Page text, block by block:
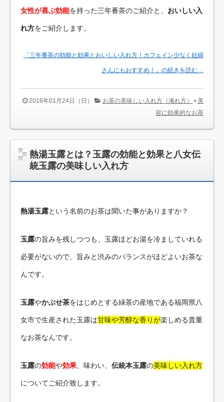
女性が喜ぶ効能を持った三年番茶のご紹介と、 おいしい入
れ方をご紹介します。
「三年番茶の効能と効果とおいしい入れ方！カフェイン少なく妊婦
さんにもおすすめ！」の続きを読む…
2016年01月24日（日） お茶の美味しい入れ方（淹れ方） • 美
容に効果的なお茶
熱湯玉露とは？玉露の効能と効果と八女伝
統玉露の美味しい入れ方
熱湯玉露という名前のお茶は聞いた事がありますか？
玉露の旨みを残しつつも、玉露ほどお湯を冷ましていれる
必要がないので、旨みと渋みのバランスがほどよいお茶な
んです。
玉露やかぶせ茶をはじめとする緑茶の産地である福岡県八
女市で生産された玉露は甘味や芳醇な香りが楽しめる貴重
なお茶なんです。
玉露の効能や効果、味わい、 伝統本玉露の美味しい入れ方
についてご紹介致します。